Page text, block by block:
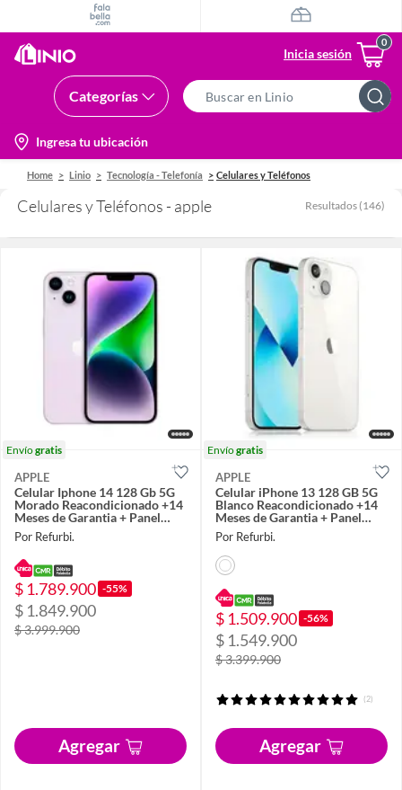
Inicia sesión
Categorías
Bar
location-
icon
Ingresa tu ubicación
Home Linio Tecnología - Telefonía Celulares y Teléfonos
Celulares y Teléfonos - apple Resultados (146)
Envíogratis
APPLE
Celular Iphone 14 128 Gb 5G
Morado Reacondicionado +14
Meses de Garantia + Panel
Solar
Por Refurbi.
$ 1.789.900 -55%
$ 1.849.900
$ 3.999.900
Agregar
Envíogratis
APPLE
Celular iPhone 13 128 GB 5G
Blanco Reacondicionado +14
Meses de Garantia + Panel
Solar
Por Refurbi.
$ 1.509.900 -56%
$ 1.549.900
$ 3.399.900
(2)
Agregar